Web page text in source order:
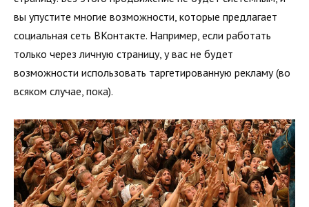
вы упустите многие возможности, которые предлагает
социальная сеть ВКонтакте. Например, если работать
только через личную страницу, у вас не будет
возможности использовать таргети­рованную рекламу (во
всяком случае, пока).